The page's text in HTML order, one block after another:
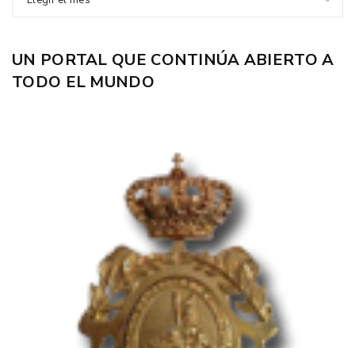
UN PORTAL QUE CONTINÚA ABIERTO A
TODO EL MUNDO